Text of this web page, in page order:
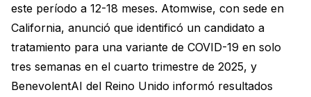
este período a 12-18 meses. Atomwise, con sede en
California, anunció que identificó un candidato a
tratamiento para una variante de COVID-19 en solo
tres semanas en el cuarto trimestre de 2025, y
BenevolentAI del Reino Unido informó resultados